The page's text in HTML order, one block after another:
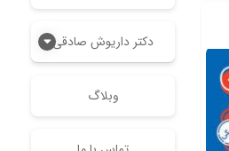
دکتر داریوش صادقی
وبلاگ